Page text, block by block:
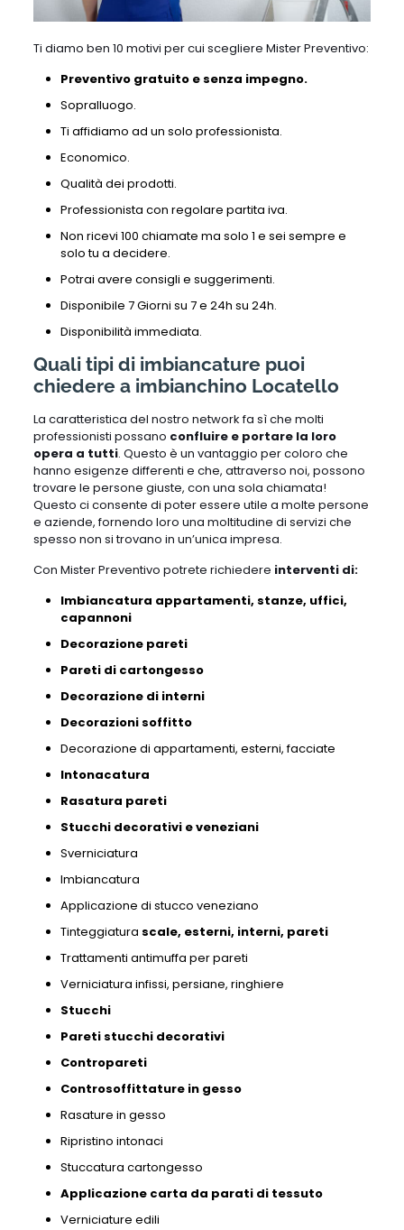
Ti diamo ben 10 motivi per cui scegliere Mister Preventivo:
Preventivo gratuito e senza impegno.
Sopralluogo.
Ti affidiamo ad un solo professionista.
Economico.
Qualità dei prodotti.
Professionista con regolare partita iva.
Non ricevi 100 chiamate ma solo 1 e sei sempre e
solo tu a decidere.
Potrai avere consigli e suggerimenti.
Disponibile 7 Giorni su 7 e 24h su 24h.
Disponibilità immediata.
Quali tipi di imbiancature puoi
chiedere a imbianchino Locatello
La caratteristica del nostro network fa sì che molti
professionisti possano confluire e portare la loro
opera a tutti. Questo è un vantaggio per coloro che
hanno esigenze differenti e che, attraverso noi, possono
trovare le persone giuste, con una sola chiamata!
Questo ci consente di poter essere utile a molte persone
e aziende, fornendo loro una moltitudine di servizi che
spesso non si trovano in un’unica impresa.
Con Mister Preventivo potrete richiedere interventi di:
Imbiancatura appartamenti, stanze, uffici,
capannoni
Decorazione pareti
Pareti di cartongesso
Decorazione di interni
Decorazioni soffitto
Decorazione di appartamenti, esterni,facciate
Intonacatura
Rasatura pareti
Stucchi decorativi eveneziani
Sverniciatura
Imbiancatura
Applicazione di stucco veneziano
Tinteggiatura scale, esterni, interni, pareti
Trattamenti antimuffa per pareti
Verniciatura infissi, persiane, ringhiere
Stucchi
Pareti stucchi decorativi
Contropareti
Controsoffittature in gesso
Rasature in gesso
Ripristino intonaci
Stuccatura cartongesso
Applicazione carta da parati di tessuto
Verniciature edili